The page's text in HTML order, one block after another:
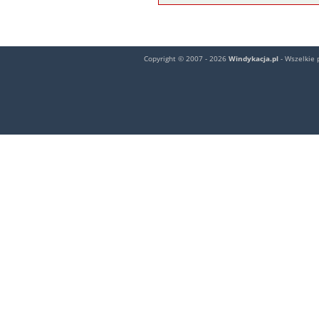
Copyright © 2007 - 2026 Windykacja.pl - Wszelkie